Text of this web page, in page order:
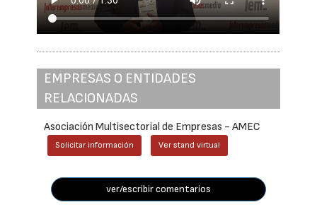
EMPRESAS O ENTIDADES
RELACIONADAS
Asociación Multisectorial de Empresas - AMEC
Solicitar información Ver stand virtual
ver/escribir comentarios